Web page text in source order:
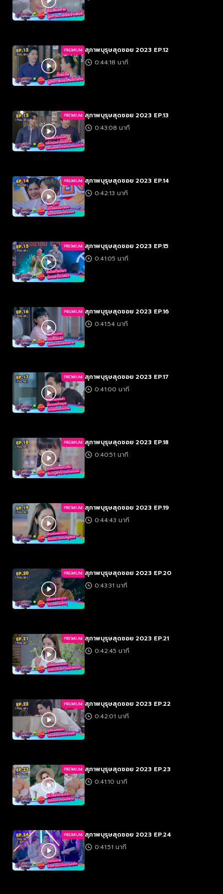
PREMIUM สุภาพบุรุษสุดซอย 2023 EP.12
0:44:18 นาที
PREMIUM สุภาพบุรุษสุดซอย 2023 EP.13
0:43:08 นาที
PREMIUM สุภาพบุรุษสุดซอย 2023 EP.14
0:42:13 นาที
PREMIUM สุภาพบุรุษสุดซอย 2023 EP.15
0:41:05 นาที
PREMIUM สุภาพบุรุษสุดซอย 2023 EP.16
0:41:54 นาที
PREMIUM สุภาพบุรุษสุดซอย 2023 EP.17
0:41:00 นาที
PREMIUM สุภาพบุรุษสุดซอย 2023 EP.18
0:40:51 นาที
PREMIUM สุภาพบุรุษสุดซอย 2023 EP.19
0:44:43 นาที
PREMIUM สุภาพบุรุษสุดซอย 2023 EP.20
0:43:31 นาที
PREMIUM สุภาพบุรุษสุดซอย 2023 EP.21
0:42:45 นาที
PREMIUM สุภาพบุรุษสุดซอย 2023 EP.22
0:42:01 นาที
PREMIUM สุภาพบุรุษสุดซอย 2023 EP.23
0:41:10 นาที
PREMIUM สุภาพบุรุษสุดซอย 2023 EP.24
0:41:51 นาที